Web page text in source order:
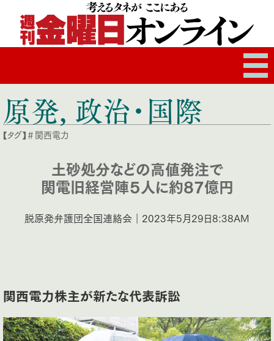
原発, 政治・国際
【タグ】＃関西電力
土砂処分などの高値発注で
関電旧経営陣５人に約87億円
脱原発弁護団全国連絡会｜2023年5月29日8:38AM
関西電力株主が新たな代表訴訟